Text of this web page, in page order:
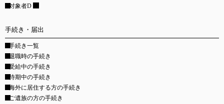
対象者D
手続き・届出
手続き一覧
退職時の手続き
受給中の手続き
待期中の手続き
海外に居住する方の手続き
ご遺族の方の手続き